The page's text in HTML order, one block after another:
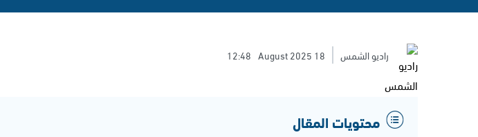
راديو الشمس 18 August 2025
12:48
محتويات المقال